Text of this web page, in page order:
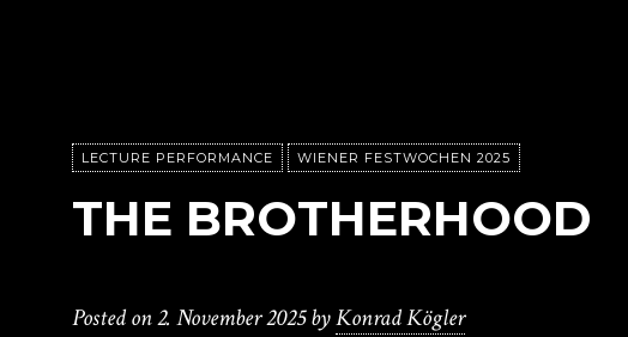
LECTURE PERFORMANCE WIENER FESTWOCHEN 2025
THE BROTHERHOOD
Posted on2. November 2025byKonrad Kögler